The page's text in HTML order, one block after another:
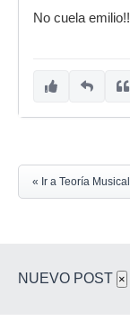
No cuela
« Ir a Teoría
NUEVO POST ×